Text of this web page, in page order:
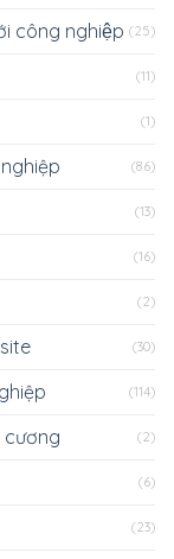
công nghiệp (25)
(11)
(1)
(86)
(13)
(16)
(2)
(30)
(114)
cương (2)
(6)
(23)